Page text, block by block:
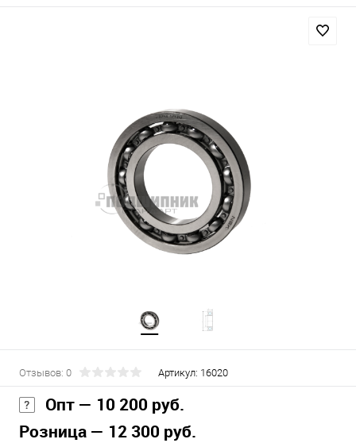
Отзывов: 0 Артикул: 16020
Опт — 10 200 руб.
Розница — 12 300 руб.